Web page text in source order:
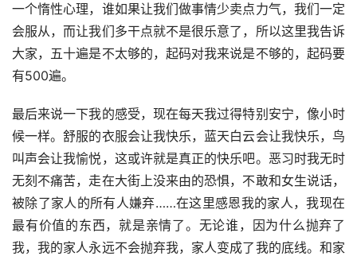
一个惰性心理，谁如果让我们做事情少卖点力气，我们一定
会服从，而让我们多干点就不是很乐意了，所以这里我告诉
大家，五十遍是不太够的，起码对我来说是不够的，起码要
有500遍。
最后来说一下我的感受，现在每天我过得特别安宁，像小时
候一样。舒服的衣服会让我快乐，蓝天白云会让我快乐，鸟
叫声会让我愉悦，这或许就是真正的快乐吧。恶习时我无时
无刻不痛苦，走在大街上没来由的恐惧，不敢和女生说话，
被除了家人的所有人嫌弃……在这里感恩我的家人，我现在
最有价值的东西，就是亲情了。无论谁，因为什么抛弃了
我，我的家人永远不会抛弃我，家人变成了我的底线。和家